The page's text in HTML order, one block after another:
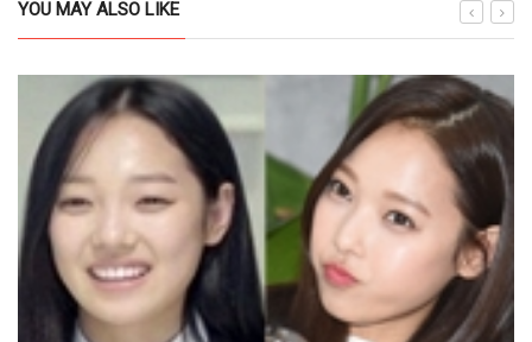
YOU MAY ALSO LIKE